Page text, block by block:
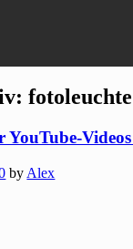
fotoleuchte
by Alex